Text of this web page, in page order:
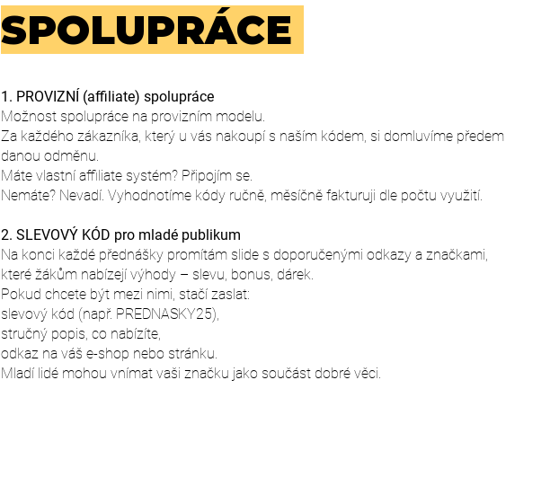
SPOLUPRÁCE
1. PROVIZNÍ (affiliate) spolupráce
Možnost spolupráce na provizním modelu.
Za každého zákazníka, který u vás nakoupí s naším kódem, si domluvíme předem
danou odměnu.
Máte vlastní affiliate systém? Připojím se.
Nemáte? Nevadí. Vyhodnotíme kódy ručně, měsíčně fakturuji dle počtu využití.
2. SLEVOVÝ KÓD pro mladé publikum
Na konci každé přednášky promítám slide s doporučenými odkazy a značkami,
které žákům nabízejí výhody – slevu, bonus, dárek.
Pokud chcete být mezi nimi, stačí zaslat:
slevový kód (např. PREDNASKY25),
stručný popis, co nabízíte,
odkaz na váš e-shop nebo stránku.
Mladí lidé mohou vnímat vaši značku jako součást dobré věci.